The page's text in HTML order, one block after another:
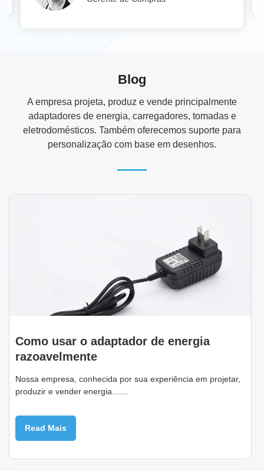
Blog
A empresa projeta, produz e vende principalmente
adaptadores de energia, carregadores, tomadas e
eletrodomésticos. Também oferecemos suporte para
personalização com base em desenhos.
Como usar o adaptador de energia
razoavelmente
Nossa empresa, conhecida por sua experiência em projetar,
produzir e vender energia.......
Read Mais